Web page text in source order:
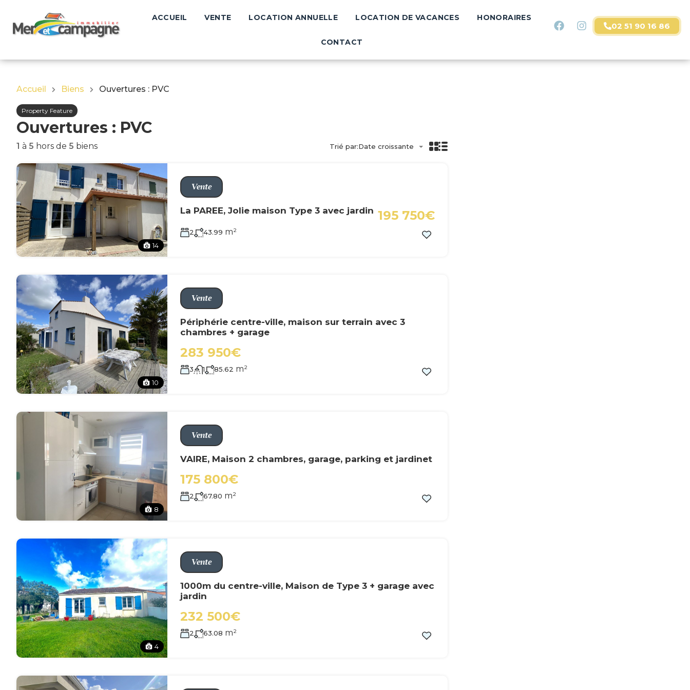
HONORAIRES CONTACT
ACCUEIL VENTE LOCATION ANNUELLE LOCATION DE VACANCES HONORAIRES
CONTACT
02 51 90 16 86
Accueil Biens Ouvertures : PVC
Property Feature
Ouvertures : PVC
1 à 5 hors de 5 biens Trié par:Date croissante
14
Vente
La PAREE, Jolie maison Type 3 avec jardin 195 750€
2 43.99 m²
10
Vente
Périphérie centre-ville, maison sur terrain avec 3
chambres + garage
283 950€
3 1 85.62 m²
8
Vente
VAIRE, Maison 2 chambres, garage, parking et jardinet
175 800€
2 67.80 m²
4
Vente
1000m du centre-ville, Maison de Type 3 + garage avec
jardin
232 500€
2 63.08 m²